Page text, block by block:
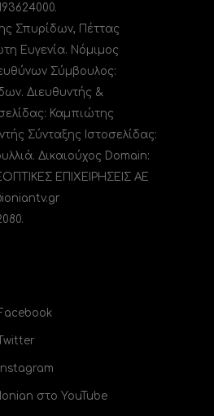
Σπυρίδων, Πέττας
Ευγενία. Νόμιμος
Σύμβουλος:
Διευθυντής &
Καμπιώτης
Σύνταξης Ιστοσελίδας:
Δικαιούχος Domain:
ΕΠΙΧΕΙΡΗΣΕΙΣ ΑΕ
Ionian στο YouTube